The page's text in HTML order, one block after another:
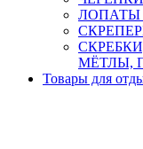
ЛОПАТЫ
МЁТЛЫ,
Товары для